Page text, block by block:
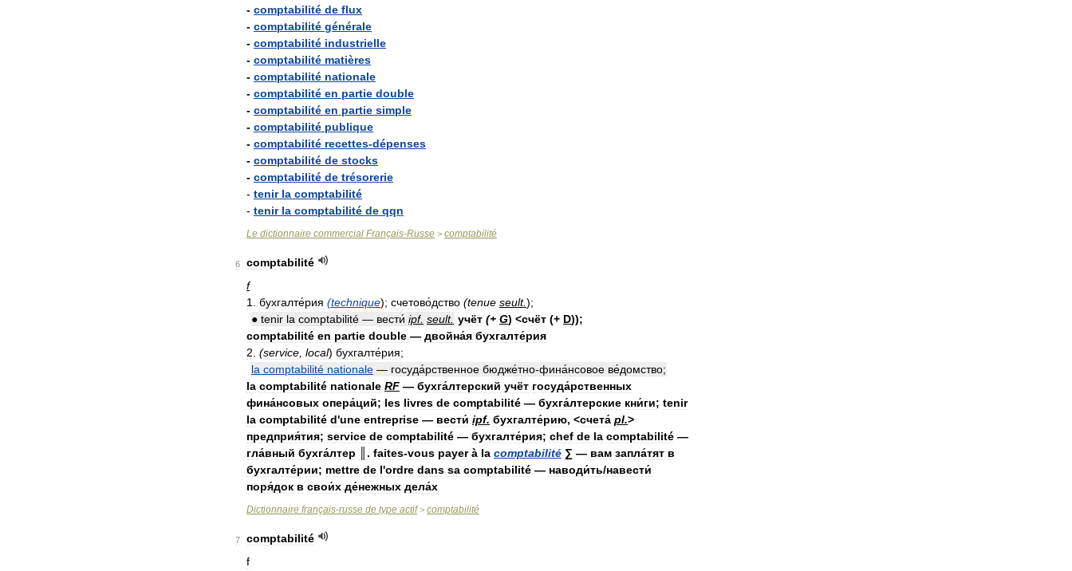
- comptabilité de flux
- comptabilité générale
- comptabilité industrielle
- comptabilité matières
- comptabilité nationale
- comptabilité en partie double
- comptabilité en partie simple
- comptabilité publique
- comptabilité recettes-dépenses
- comptabilité de stocks
- comptabilité de trésorerie
- tenir la comptabilité
- tenir la comptabilité de qqn
Le dictionnaire commercial Français-Russe > comptabilité
6
comptabilité
f
1
бухгалте́рия (technique); счетово́дство (tenue seult.);
● tenir la comptabilité — вести́ ipf. seult. учёт (+ G) <счёт (+ D));
comptabilité en partie double — двойна́я бухгалте́рия
2 (service local) бухгалте́рия;
la comptabilité nationale — госуда́рственное бюдже́тно-фина́нсовое ве́домство;
la comptabilité nationale RF — бухга́лтерский учёт госуда́рственных
фина́нсовых опера́ций; les livres de comptabilité — бухга́лтерские кни́ги; tenir
la comptabilité d'une entreprise — вести́ ipf. бухгалте́рию, <счета́ pl.>
предприя́тия; service de comptabilité — бухгалте́рия; chef de la comptabilité —
гла́вный бухга́лтер . faites-vous payer à la comptabilité ∑ — вам запла́тят в
бухгалте́рии; mettre de l'ordre dans sa comptabilité — наводи́ть/навести́
поря́док в свои́х де́нежных дела́х
Dictionnaire français-russe de type actif> comptabilité
7
comptabilité
f